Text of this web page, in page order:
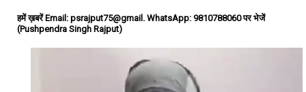
हमें ख़बरें Email: psrajput75@gmail. WhatsApp: 9810788060 पर भेजें
(Pushpendra Singh Rajput)